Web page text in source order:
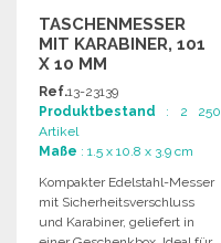
TASCHENMESSER
MIT KARABINER, 101
X 10 MM
Ref.13-23139
Produktbestand : 2 250
Artikel
Maße : 1.5 x 10.8 x 3.9 cm
Kompakter Edelstahl-Messer
mit Sicherheitsverschluss
und Karabiner, geliefert in